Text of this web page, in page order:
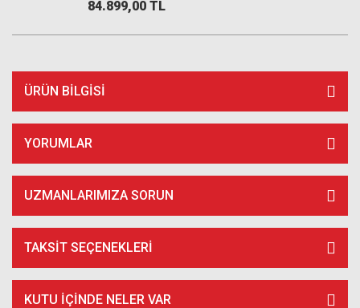
84.899,00 TL
ÜRÜN BILGISI
YORUMLAR
UZMANLARIMIZA SORUN
TAKSIT SEÇENEKLERI
KUTU İÇİNDE NELER VAR